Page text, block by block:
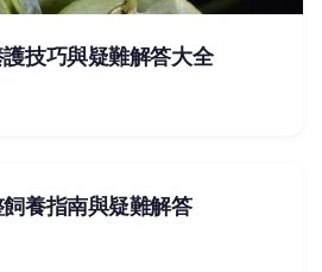
技巧與疑難解答大全
養指南與疑難解答